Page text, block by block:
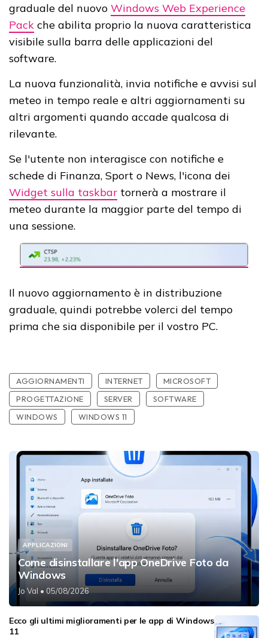
graduale del nuovo Windows Web Experience
Pack che abilita proprio la nuova caratteristica
visibile sulla barra delle applicazioni del
software.
La nuova funzionalità, invia notifiche e avvisi sul
meteo in tempo reale e altri aggiornamenti su
altri argomenti quando accade qualcosa di
rilevante.
Se l'utente non interagisce con notifiche e
schede di Finanza, Sport o News, l'icona dei
Widget sulla taskbar tornerà a mostrare il
meteo durante la maggior parte del tempo di
una sessione.
Il nuovo aggiornamento è in distribuzione
graduale, quindi potrebbe volerci del tempo
prima che sia disponibile per il vostro PC.
AGGIORNAMENTI INTERNET
MICROSOFT
PROGETTAZIONE
SERVER
SOFTWARE
WINDOWS
WINDOWS 11
APPLICAZIONI
Come disinstallare l'app OneDrive Foto da
Windows
Jo Val • 05/08/2026
Ecco gli ultimi miglioramenti per le app di Windows
11